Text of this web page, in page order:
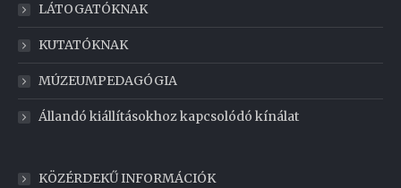
LÁTOGATÓKNAK
KUTATÓKNAK
MÚZEUMPEDAGÓGIA
Állandó kiállításokhoz kapcsolódó kínálat
KÖZÉRDEKŰ INFORMÁCIÓK